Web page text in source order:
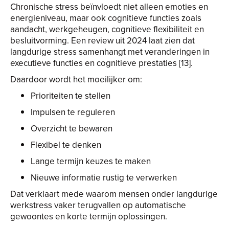
Chronische stress beïnvloedt niet alleen emoties en
energieniveau, maar ook cognitieve functies zoals
aandacht, werkgeheugen, cognitieve flexibiliteit en
besluitvorming. Een review uit 2024 laat zien dat
langdurige stress samenhangt met veranderingen in
executieve functies en cognitieve prestaties [13].
Daardoor wordt het moeilijker om:
Prioriteiten te stellen
Impulsen te reguleren
Overzicht te bewaren
Flexibel te denken
Lange termijn keuzes te maken
Nieuwe informatie rustig te verwerken
Dat verklaart mede waarom mensen onder langdurige
werkstress vaker terugvallen op automatische
gewoontes en korte termijn oplossingen.